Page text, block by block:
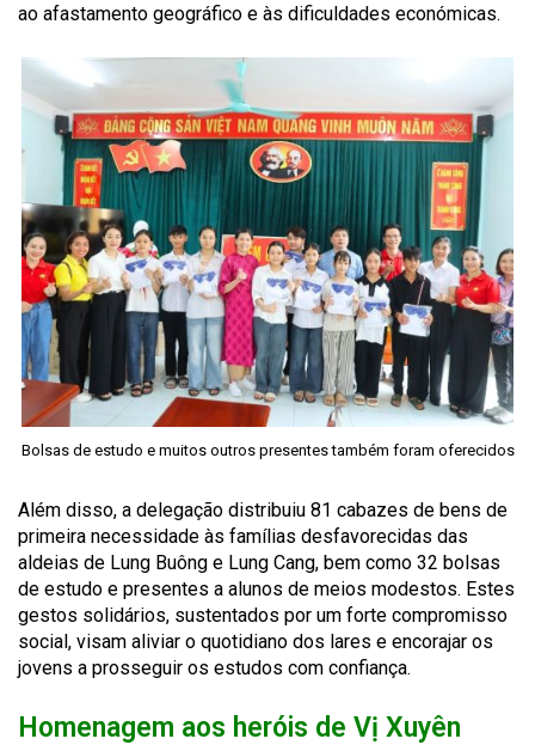
ao afastamento geográfico e às dificuldades económicas.
Bolsas de estudo e muitos outros presentes também foram oferecidos
Além disso, a delegação distribuiu 81 cabazes de bens de
primeira necessidade às famílias desfavorecidas das
aldeias de Lung Buông e Lung Cang, bem como 32 bolsas
de estudo e presentes a alunos de meios modestos. Estes
gestos solidários, sustentados por um forte compromisso
social, visam aliviar o quotidiano dos lares e encorajar os
jovens a prosseguir os estudos com confiança.
Homenagem aos heróis de Vị Xuyên